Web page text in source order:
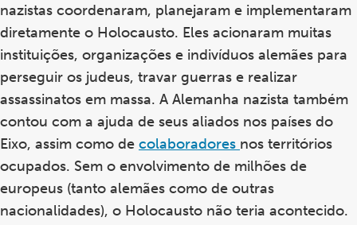
nazistas coordenaram, planejaram e implementaram
diretamente o Holocausto. Eles acionaram muitas
instituições, organizações e indivíduos alemães para
perseguir os judeus, travar guerras e realizar
assassinatos em massa. A Alemanha nazista também
contou com a ajuda de seus aliados nos países do
Eixo, assim como de colaboradores nos territórios
ocupados. Sem o envolvimento de milhões de
europeus (tanto alemães como de outras
nacionalidades), o Holocausto não teria acontecido.